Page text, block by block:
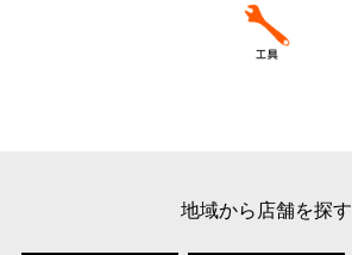
地域から店舗を探す